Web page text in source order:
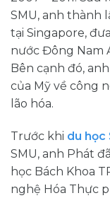
SMU, anh thành
tại Singapore,
nước Đông Nam
Bên cạnh đó,
của Mỹ về công
lão hóa.
Trước khi du học
SMU, anh Phát
học Bách Khoa
nghệ Hóa Thực